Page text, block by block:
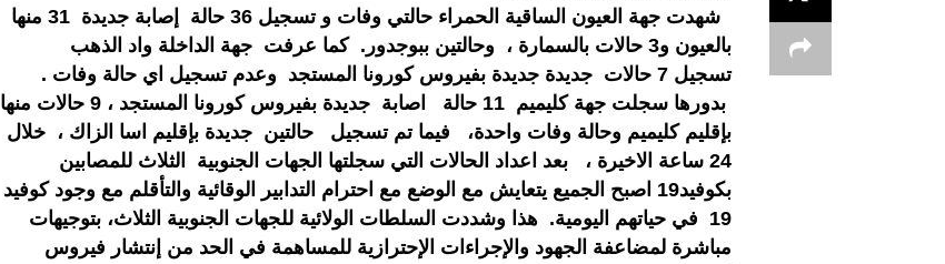
شهدت جهة العيون الساقية الحمراء حالتي وفات و تسجيل 36 حالة إصابة جديدة 31 منها
بالعيون و3 حالات بالسمارة ، وحالتين ببوجدور. كما عرفت جهة الداخلة واد الذهب
تسجيل 7 حالات جديدة جديدة بفيروس كورونا المستجد وعدم تسجيل اي حالة وفات .
بدورها سجلت جهة كليميم 11 حالة اصابة جديدة بفيروس كورونا المستجد ، 9 حالات منها
بإقليم كليميم وحالة وفات واحدة، فيما تم تسجيل حالتين جديدة بإقليم اسا الزاك ، خلال
24 ساعة الاخيرة ، بعد اعداد الحالات التي سجلتها الجهات الجنوبية الثلاث للمصابين
بكوفيد19 اصبح الجميع يتعايش مع الوضع مع احترام التدابير الوقائية والتأقلم مع وجود كوفيد
19 في حياتهم اليومية. هذا وشددت السلطات الولائية للجهات الجنوبية الثلاث، بتوجيهات
مباشرة لمضاعفة الجهود والإجراءات الإحترازية للمساهمة في الحد من إنتشار فيروس